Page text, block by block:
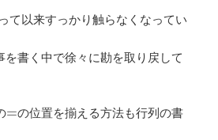
て以来すっかり触らなくなってい
書く中で徐々に勘を取り戻して
の位置を揃える方法も行列の書